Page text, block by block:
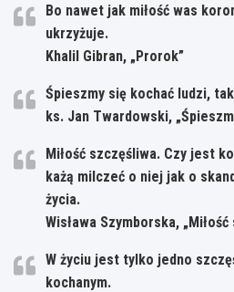
Bo nawet jak miłość was
ukrzyżuje.
Khalil Gibran, „Prorok”
Śpieszmy się kochać ludzi,
ks. Jan Twardowski,
Miłość szczęśliwa. Czy jest
każą milczeć o niej jak o
życia.
Wisława Szymborska,
W życiu jest tylko jedno
kochanym.